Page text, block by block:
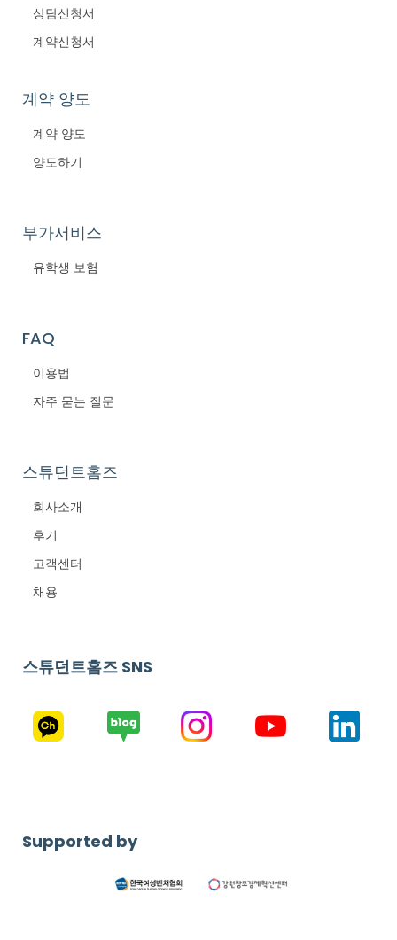
상담신청서
계약신청서
계약 양도
계약 양도
양도하기
부가서비스
유학생 보험
FAQ
이용법
자주 묻는 질문
스튜던트홈즈
회사소개
후기
고객센터
채용
스튜던트홈즈 SNS
Supported by